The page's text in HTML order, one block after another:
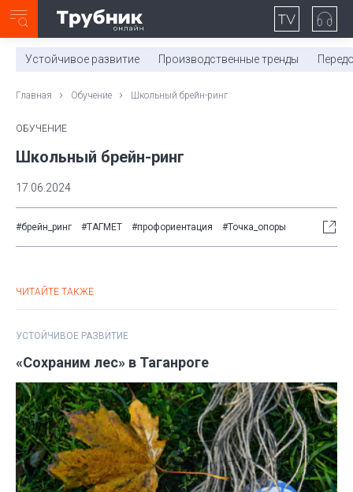
0:00/
Устойчивое развитие Производственные тренды
Главная Обучение Школьный брейн-ринг
ОБУЧЕНИЕ
Школьный брейн-ринг
17.06.2024
#брейн_ринг #ТАГМЕТ #профориентация #Точка_опоры
ЧИТАЙТЕ ТАКЖЕ
УСТОЙЧИВОЕ РАЗВИТИЕ
«Сохраним лес» в Таганроге